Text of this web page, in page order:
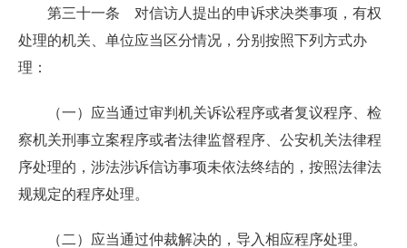
第三十一条 对信访人提出的申诉求决类事项，有权
处理的机关、单位应当区分情况，分别按照下列方式办
理：
（一）应当通过审判机关诉讼程序或者复议程序、检
察机关刑事立案程序或者法律监督程序、公安机关法律程
序处理的，涉法涉诉信访事项未依法终结的，按照法律法
规规定的程序处理。
（二）应当通过仲裁解决的，导入相应程序处理。